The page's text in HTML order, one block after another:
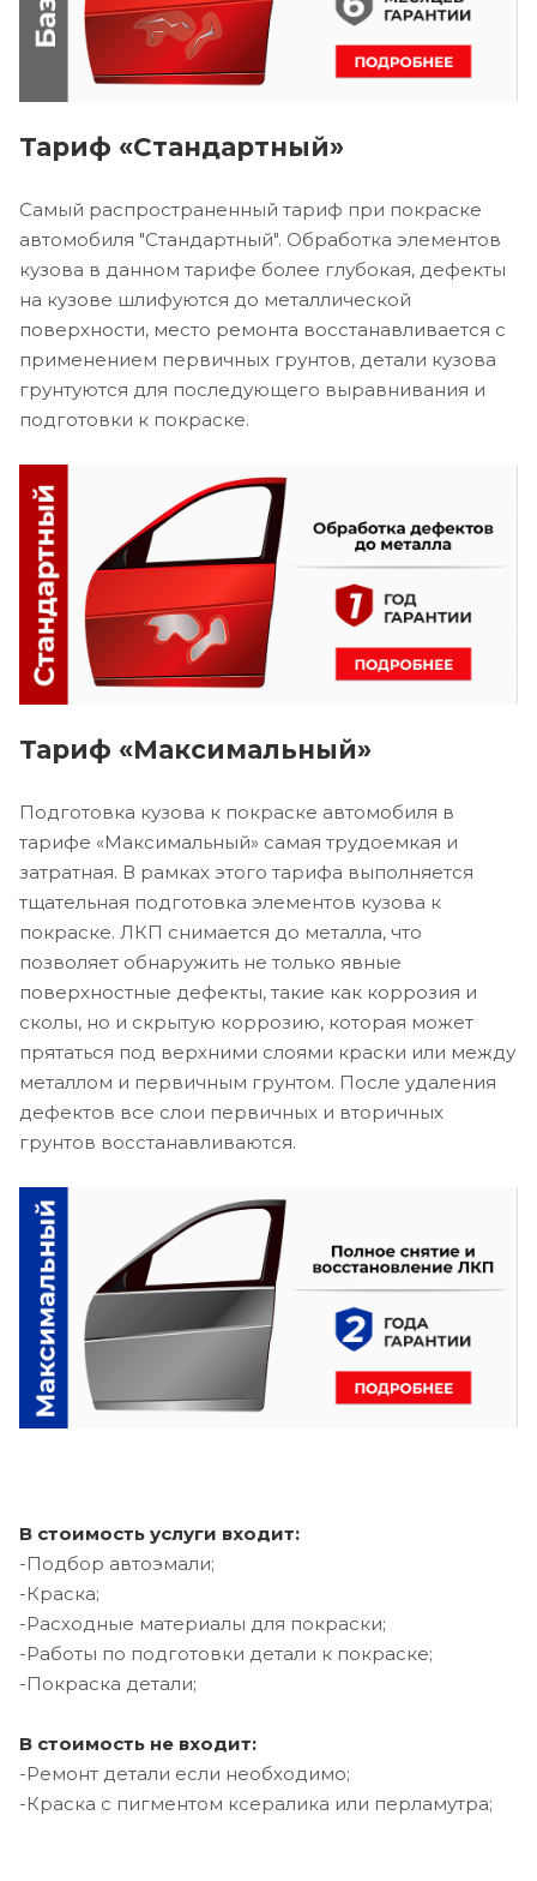
Тариф «Стандартный»
Самый распространенный тариф при покраске
автомобиля "Стандартный". Обработка элементов
кузова в данном тарифе более глубокая, дефекты
на кузове шлифуются до металлической
поверхности, место ремонта восстанавливается с
применением первичных грунтов, детали кузова
грунтуются для последующего выравнивания и
подготовки к покраске.
Тариф «Максимальный»
Подготовка кузова к покраске автомобиля в
тарифе «Максимальный» самая трудоемкая и
затратная. В рамках этого тарифа выполняется
тщательная подготовка элементов кузова к
покраске. ЛКП снимается до металла, что
позволяет обнаружить не только явные
поверхностные дефекты, такие как коррозия и
сколы, но и скрытую коррозию, которая может
прятаться под верхними слоями краски или между
металлом и первичным грунтом. После удаления
дефектов все слои первичных и вторичных
грунтов восстанавливаются.
В стоимость услуги входит:
-Подбор автоэмали;
-Краска;
-Расходные материалы для покраски;
-Работы по подготовки детали к покраске;
-Покраска детали;
В стоимость не входит:
-Ремонт детали если необходимо;
-Краска с пигментом ксералика или перламутра;